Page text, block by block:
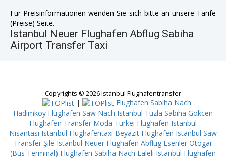
Für Preisinformationen wenden Sie sich bitte an unsere Tarife
(Preise) Seite.
Istanbul Neuer Flughafen Abflug Sabiha
Airport Transfer Taxi
Copyrights © 2026 Istanbul Flughafentransfer
|
Flughafen Sabiha Nach
Hadimköy Flughafen Saw Nach Istanbul Tuzla Sabiha Gökcen
Flughafen Transfer Moda Türkei Flughafen Istanbul
Nisantasi Istanbul Flughafentaxi Beyazit Flughafen Istanbul Saw
Transfer Şile Istanbul Neuer Flughafen Abflug Esenler Otogar
(Bus Terminal) Flughafen Sabiha Nach Laleli Istanbul Flughafen